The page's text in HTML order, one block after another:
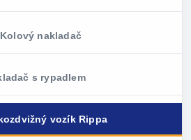
Kolový nakladač
s rypadlem
vozík Rippa